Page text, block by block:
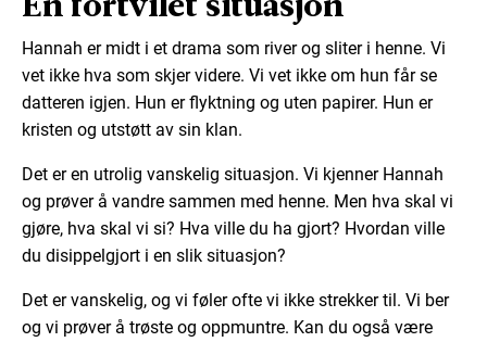
Hannah er midt i et drama som river og sliter i henne. Vi
vet ikke hva som skjer videre. Vi vet ikke om hun får se
datteren igjen. Hun er flyktning og uten papirer. Hun er
kristen og utstøtt av sin klan.
Det er en utrolig vanskelig situasjon. Vi kjenner Hannah
og prøver å vandre sammen med henne. Men hva skal vi
gjøre, hva skal vi si? Hva ville du ha gjort? Hvordan ville
du disippelgjort i en slik situasjon?
Det er vanskelig, og vi føler ofte vi ikke strekker til. Vi ber
og vi prøver å trøste og oppmuntre. Kan du også være